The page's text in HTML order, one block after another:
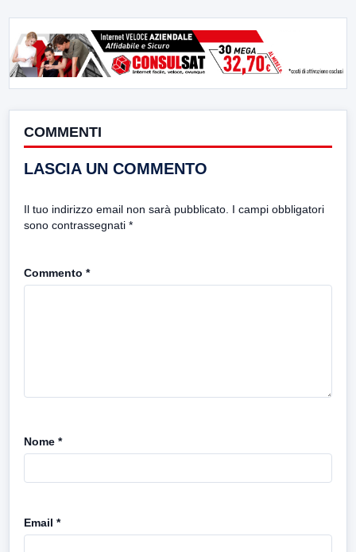
COMMENTI
LASCIA UN COMMENTO
Il tuo indirizzo email non sarà pubblicato. I campi obbligatori
sono contrassegnati *
Commento *
Nome *
Email *